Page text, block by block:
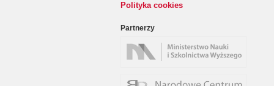
Polityka cookies
Partnerzy